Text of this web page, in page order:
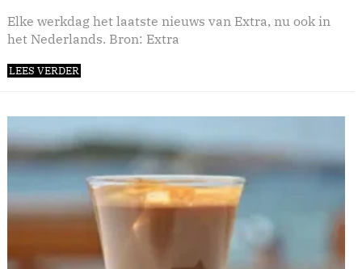
Elke werkdag het laatste nieuws van Extra, nu ook in
het Nederlands. Bron: Extra
LEES VERDER